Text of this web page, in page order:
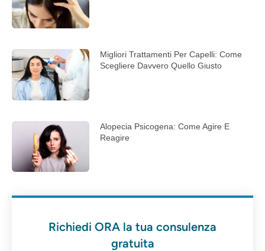
Migliori Trattamenti Per Capelli: Come
Scegliere Davvero Quello Giusto
Alopecia Psicogena: Come Agire E
Reagire
Richiedi ORA la tua consulenza
gratuita